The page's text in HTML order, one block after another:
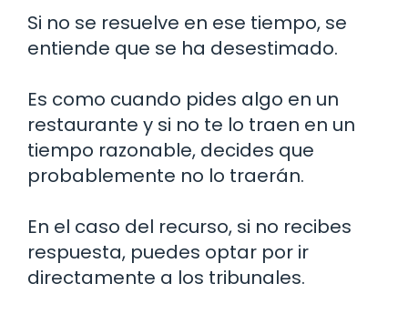
Si no se resuelve en ese tiempo, se
entiende que se ha desestimado.
Es como cuando pides algo en un
restaurante y si no te lo traen en un
tiempo razonable, decides que
probablemente no lo traerán.
En el caso del recurso, si no recibes
respuesta, puedes optar por ir
directamente a los tribunales.